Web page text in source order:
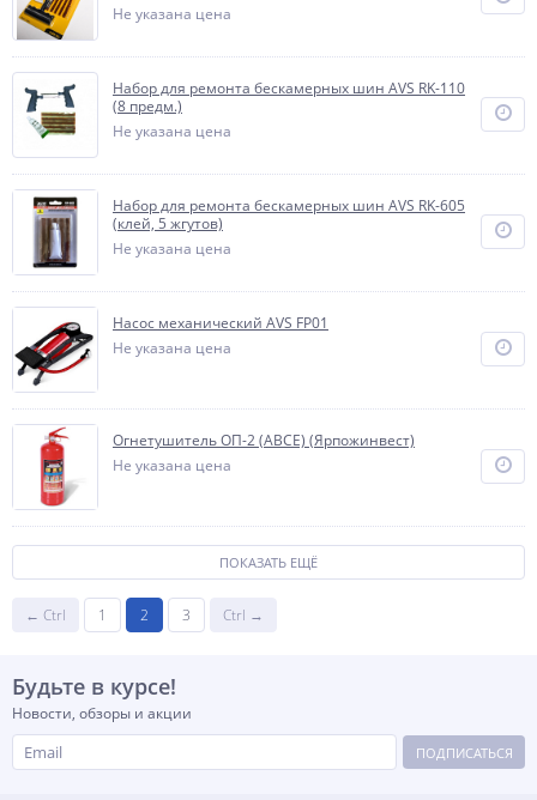
Не указана цена
Набор для ремонта бескамерных шин AVS RK-110
(8 предм.)
Не указана цена
Набор для ремонта бескамерных шин AVS RK-605
(клей, 5 жгутов)
Не указана цена
Насос механический AVS FP01
Не указана цена
Огнетушитель ОП-2 (ABCE) (Ярпожинвест)
Не указана цена
ПОКАЗАТЬ ЕЩЁ
← Ctrl 1 2 3 Ctrl →
Будьте в курсе!
Новости, обзоры и акции
ПОДПИСАТЬСЯ